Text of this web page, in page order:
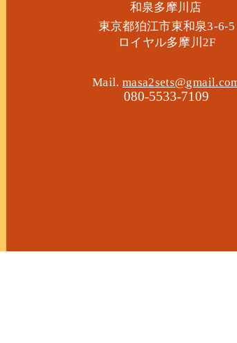
​和泉多摩川店
東京都狛江市東和泉3-6-5
​ロイヤル多摩川2F
Mail.
080-5533-7109